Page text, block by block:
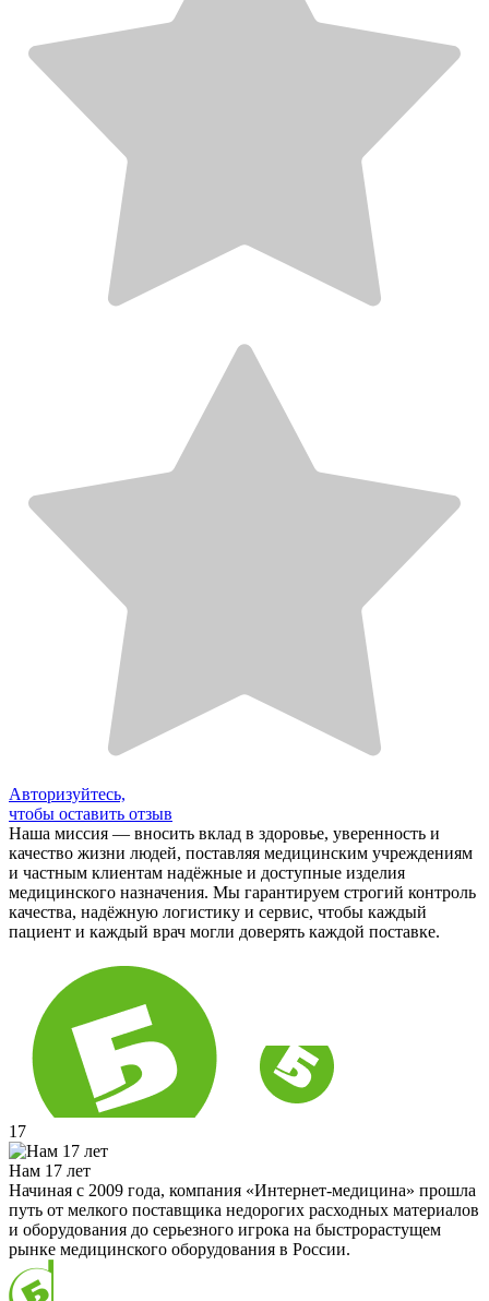
Авторизуйтесь,
чтобы оставить отзыв
Наша миссия — вносить вклад в здоровье, уверенность и
качество жизни людей, поставляя медицинским учреждениям
и частным клиентам надёжные и доступные изделия
медицинского назначения. Мы гарантируем строгий контроль
качества, надёжную логистику и сервис, чтобы каждый
пациент и каждый врач могли доверять каждой поставке.
17
Нам 17 лет
Начиная с 2009 года, компания «Интернет-медицина» прошла
путь от мелкого поставщика недорогих расходных материалов
и оборудования до серьезного игрока на быстрорастущем
рынке медицинского оборудования в России.